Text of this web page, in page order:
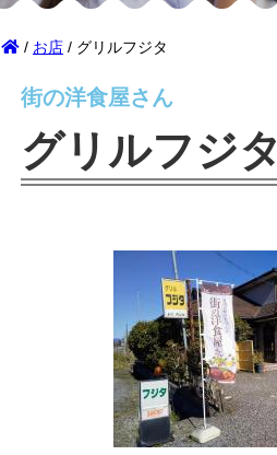
/ お店 / グリルフジタ
街の洋食屋さん
グリルフジタ